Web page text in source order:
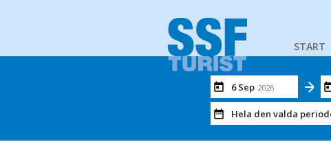
START
6 Sep 2026
Hela den valda